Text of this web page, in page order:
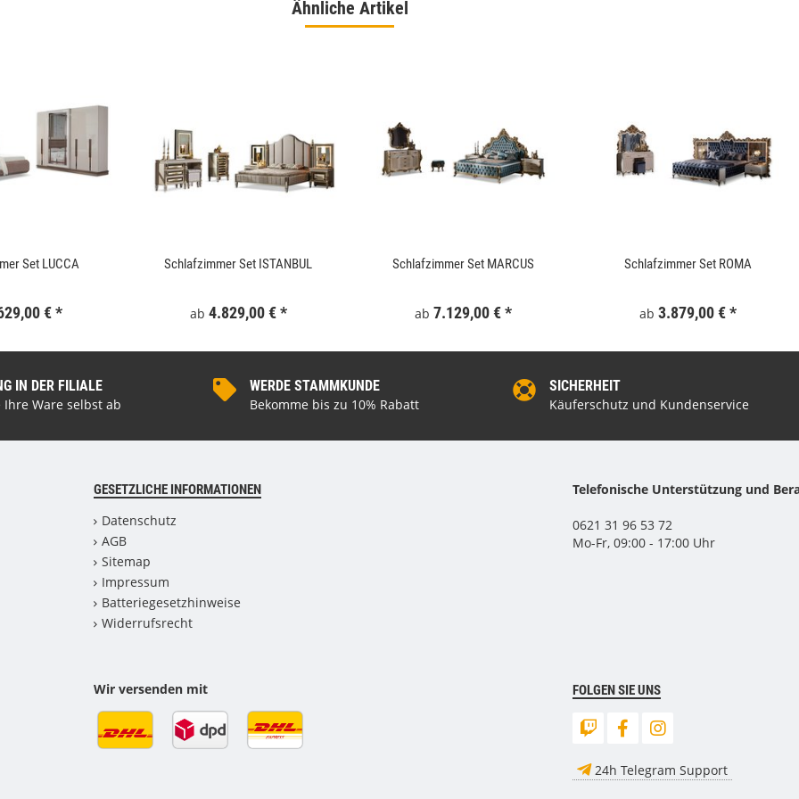
Ähnliche Artikel
Set LUCCA
€ *
Schlafzimmer Set ISTANBUL
ab 4.829,00 € *
Schlafzimmer Set MARCUS
ab 7.129,00 € *
Schlafzimmer Set ROMA
ab 3.879,00 € *
IN DER FILIALE
Ihre Ware selbst ab
WERDE STAMMKUNDE
Bekomme bis zu 10% Rabatt
SICHERHEIT
Käuferschutz und Kundenservice
GESETZLICHE INFORMATIONEN
Datenschutz
AGB
Sitemap
Impressum
Batteriegesetzhinweise
Widerrufsrecht
Telefonische Unterstützung und
0621 31 96 53 72
Mo-Fr, 09:00 - 17:00 Uhr
Wir versenden mit FOLGEN SIE UNS
24h Telegram Support